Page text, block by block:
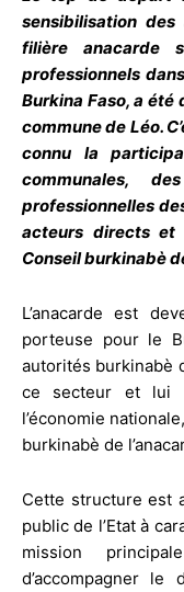
sensibilisation
filière anacarde
professionnels
Burkina Faso, a été
commune de Léo.
connu la
communales,
professionnelles
acteurs directs et
Conseil burkinabè
L’anacarde est
porteuse pour le
autorités burkinabè
ce secteur et lui
l’économie
burkinabè de
Cette structure est
public de l’Etat à
mission
d’accompagner